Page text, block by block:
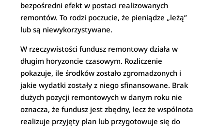
bezpośredni efekt w postaci realizowanych
remontów. To rodzi poczucie, że pieniądze „leżą”
lub są niewykorzystywane.
W rzeczywistości fundusz remontowy działa w
długim horyzoncie czasowym. Rozliczenie
pokazuje, ile środków zostało zgromadzonych i
jakie wydatki zostały z niego sfinansowane. Brak
dużych pozycji remontowych w danym roku nie
oznacza, że fundusz jest zbędny, lecz że wspólnota
realizuje przyjęty plan lub przygotowuje się do